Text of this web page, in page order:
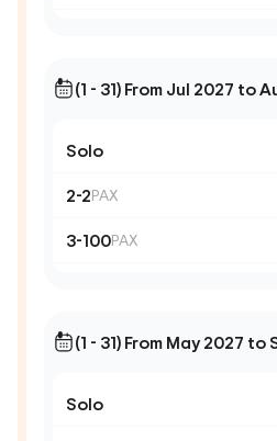
(1 - 31) From Jul 2027 to
Solo
2-2PAX
3-100PAX
(1 - 31) From May 2027 to
Solo